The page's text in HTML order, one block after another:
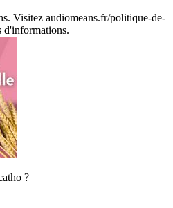
Visitez audiomeans.fr/politique-de-
d'informations.
?